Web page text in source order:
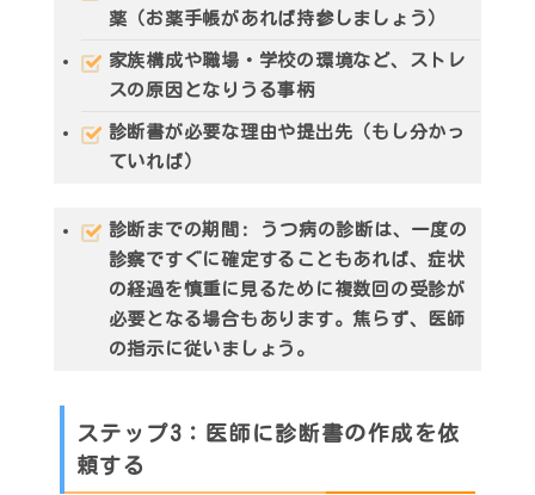
薬（お薬手帳があれば持参しましょう）
家族構成や職場・学校の環境など、ストレ
スの原因となりうる事柄
診断書が必要な理由や提出先（もし分かっ
ていれば）
診断までの期間 : うつ病の診断は、一度の
診察ですぐに確定することもあれば、症状
の経過を慎重に見るために複数回の受診が
必要となる場合もあります。焦らず、医師
の指示に従いましょう。
ステップ3：医師に診断書の作成を依
頼する